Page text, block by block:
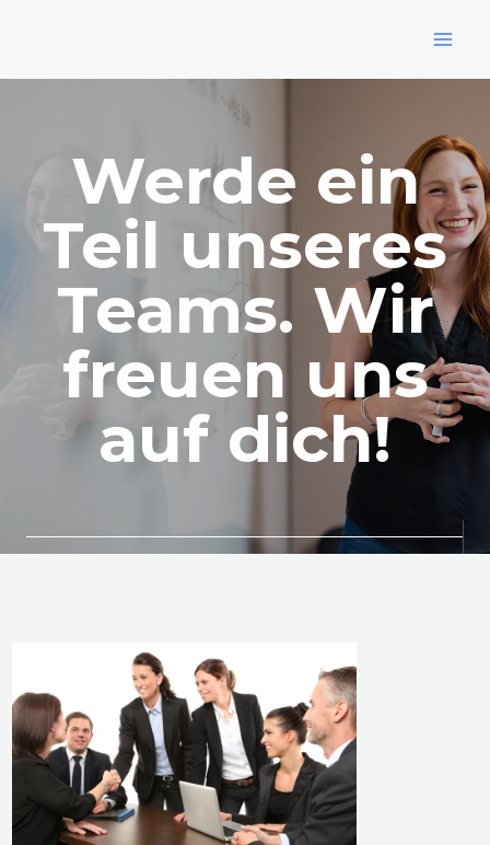
content
Werde ein
Teil unseres
Teams. Wir
freuen uns
auf dich!